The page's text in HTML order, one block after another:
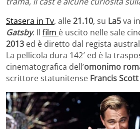
Stasera in Tv, alle21.10, su La5va
Gatsby. Il film è uscito nelle sale
2013 ed è diretto dal regista
La pellicola dura 142′ ed è la
cinematografica dell’omonimo
scrittore statunitense Francis